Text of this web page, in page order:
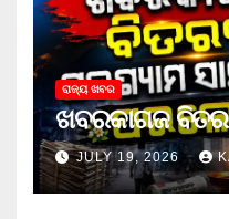
ରାଜ୍ୟ ଖବର
ଖବରକାଗଜ
JULY 19, 2026